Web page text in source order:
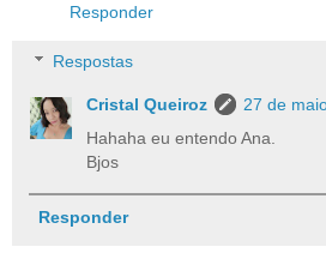
Responder
Respostas
Cristal Queiroz
27 de
Hahaha eu entendo Ana.
Bjos
Responder